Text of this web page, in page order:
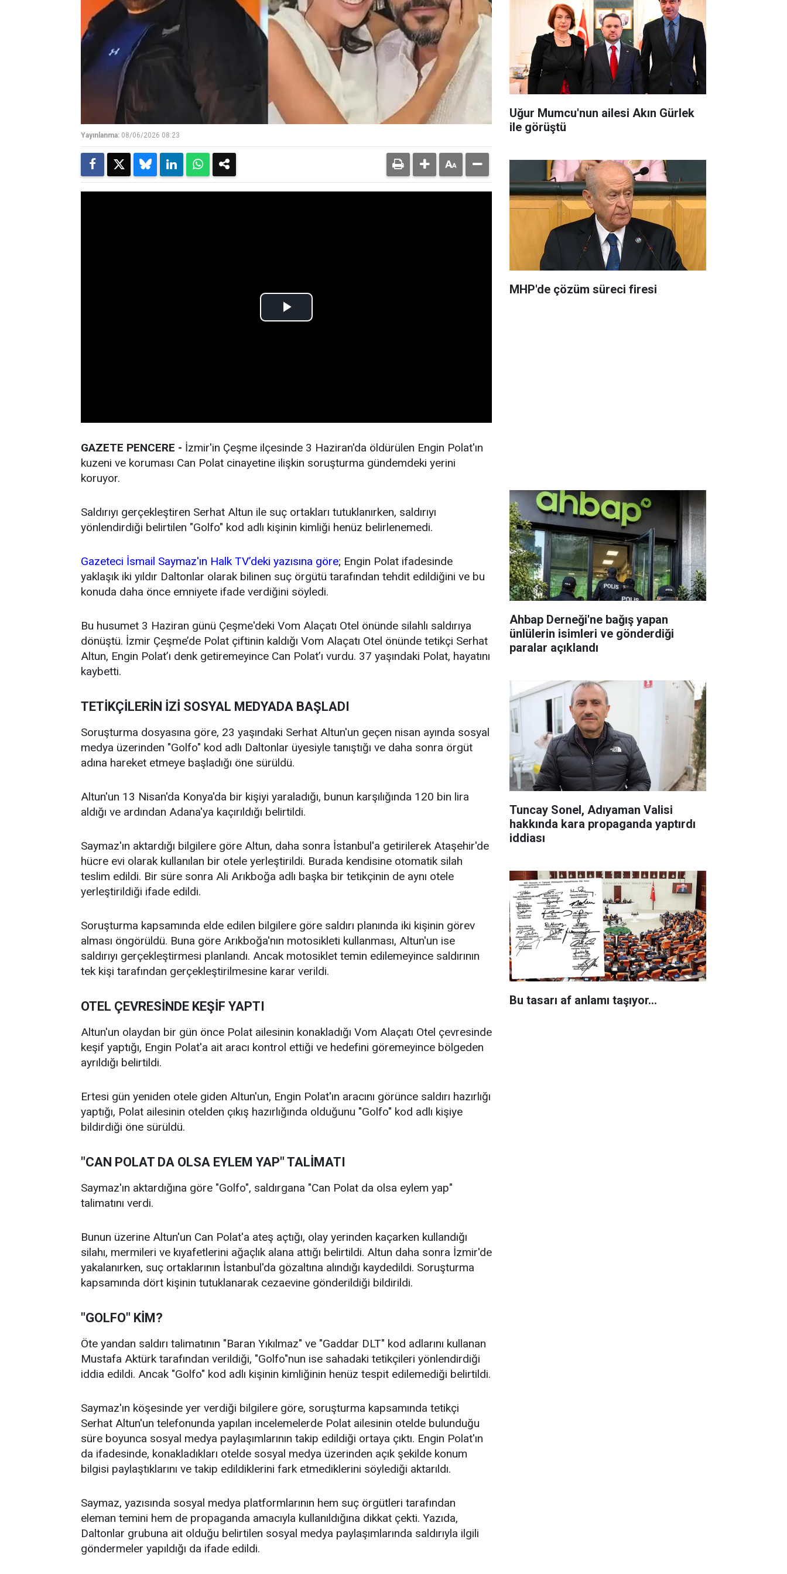
Yayınlanma: 08/06/2026 08:23
GAZETE PENCERE - İzmir'in Çeşme ilçesinde 3 Haziran'da öldürülen Engin Polat'ın
kuzeni ve koruması Can Polat cinayetine ilişkin soruşturma gündemdeki yerini
koruyor.
Saldırıyı gerçekleştiren Serhat Altun ile suç ortakları tutuklanırken, saldırıyı
yönlendirdiği belirtilen "Golfo" kod adlı kişinin kimliği henüz belirlenemedi.
Gazeteci İsmail Saymaz'ın Halk TV’deki yazısına göre; Engin Polat ifadesinde
yaklaşık iki yıldır Daltonlar olarak bilinen suç örgütü tarafından tehdit edildiğini ve bu
konuda daha önce emniyete ifade verdiğini söyledi.
Bu husumet 3 Haziran günü Çeşme'deki Vom Alaçatı Otel önünde silahlı saldırıya
dönüştü. İzmir Çeşme’de Polat çiftinin kaldığı Vom Alaçatı Otel önünde tetikçi Serhat
Altun, Engin Polat’ı denk getiremeyince Can Polat’ı vurdu. 37 yaşındaki Polat, hayatını
kaybetti.
TETİKÇİLERİN İZİ SOSYAL MEDYADA BAŞLADI
Soruşturma dosyasına göre, 23 yaşındaki Serhat Altun'un geçen nisan ayında sosyal
medya üzerinden "Golfo" kod adlı Daltonlar üyesiyle tanıştığı ve daha sonra örgüt
adına hareket etmeye başladığı öne sürüldü.
Altun'un 13 Nisan'da Konya'da bir kişiyi yaraladığı, bunun karşılığında 120 bin lira
aldığı ve ardından Adana'ya kaçırıldığı belirtildi.
Saymaz'ın aktardığı bilgilere göre Altun, daha sonra İstanbul'a getirilerek Ataşehir'de
hücre evi olarak kullanılan bir otele yerleştirildi. Burada kendisine otomatik silah
teslim edildi. Bir süre sonra Ali Arıkboğa adlı başka bir tetikçinin de aynı otele
yerleştirildiği ifade edildi.
Soruşturma kapsamında elde edilen bilgilere göre saldırı planında iki kişinin görev
alması öngörüldü. Buna göre Arıkboğa'nın motosikleti kullanması, Altun'un ise
saldırıyı gerçekleştirmesi planlandı. Ancak motosiklet temin edilemeyince saldırının
tek kişi tarafından gerçekleştirilmesine karar verildi.
OTEL ÇEVRESİNDE KEŞİF YAPTI
Altun'un olaydan bir gün önce Polat ailesinin konakladığı Vom Alaçatı Otel çevresinde
keşif yaptığı, Engin Polat'a ait aracı kontrol ettiği ve hedefini göremeyince bölgeden
ayrıldığı belirtildi.
Ertesi gün yeniden otele giden Altun'un, Engin Polat'ın aracını görünce saldırı hazırlığı
yaptığı, Polat ailesinin otelden çıkış hazırlığında olduğunu "Golfo" kod adlı kişiye
bildirdiği öne sürüldü.
"CAN POLAT DA OLSA EYLEM YAP" TALİMATI
Saymaz'ın aktardığına göre "Golfo", saldırgana "Can Polat da olsa eylem yap"
talimatını verdi.
Bunun üzerine Altun'un Can Polat'a ateş açtığı, olay yerinden kaçarken kullandığı
silahı, mermileri ve kıyafetlerini ağaçlık alana attığı belirtildi. Altun daha sonra İzmir'de
yakalanırken, suç ortaklarının İstanbul'da gözaltına alındığı kaydedildi. Soruşturma
kapsamında dört kişinin tutuklanarak cezaevine gönderildiği bildirildi.
"GOLFO" KİM?
Öte yandan saldırı talimatının "Baran Yıkılmaz" ve "Gaddar DLT" kod adlarını kullanan
Mustafa Aktürk tarafından verildiği, "Golfo"nun ise sahadaki tetikçileri yönlendirdiği
iddia edildi. Ancak "Golfo" kod adlı kişinin kimliğinin henüz tespit edilemediği belirtildi.
Saymaz'ın köşesinde yer verdiği bilgilere göre, soruşturma kapsamında tetikçi
Serhat Altun'un telefonunda yapılan incelemelerde Polat ailesinin otelde bulunduğu
süre boyunca sosyal medya paylaşımlarının takip edildiği ortaya çıktı. Engin Polat'ın
da ifadesinde, konakladıkları otelde sosyal medya üzerinden açık şekilde konum
bilgisi paylaştıklarını ve takip edildiklerini fark etmediklerini söylediği aktarıldı.
Saymaz, yazısında sosyal medya platformlarının hem suç örgütleri tarafından
eleman temini hem de propaganda amacıyla kullanıldığına dikkat çekti. Yazıda,
Daltonlar grubuna ait olduğu belirtilen sosyal medya paylaşımlarında saldırıyla ilgili
göndermeler yapıldığı da ifade edildi.
Uğur Mumcu'nun ailesi Akın Gürlek
ile görüştü
MHP'de çözüm süreci firesi
Ahbap Derneği'ne bağış yapan
ünlülerin isimleri ve gönderdiği
paralar açıklandı
Tuncay Sonel, Adıyaman Valisi
hakkında kara propaganda yaptırdı
iddiası
Bu tasarı af anlamı taşıyor...